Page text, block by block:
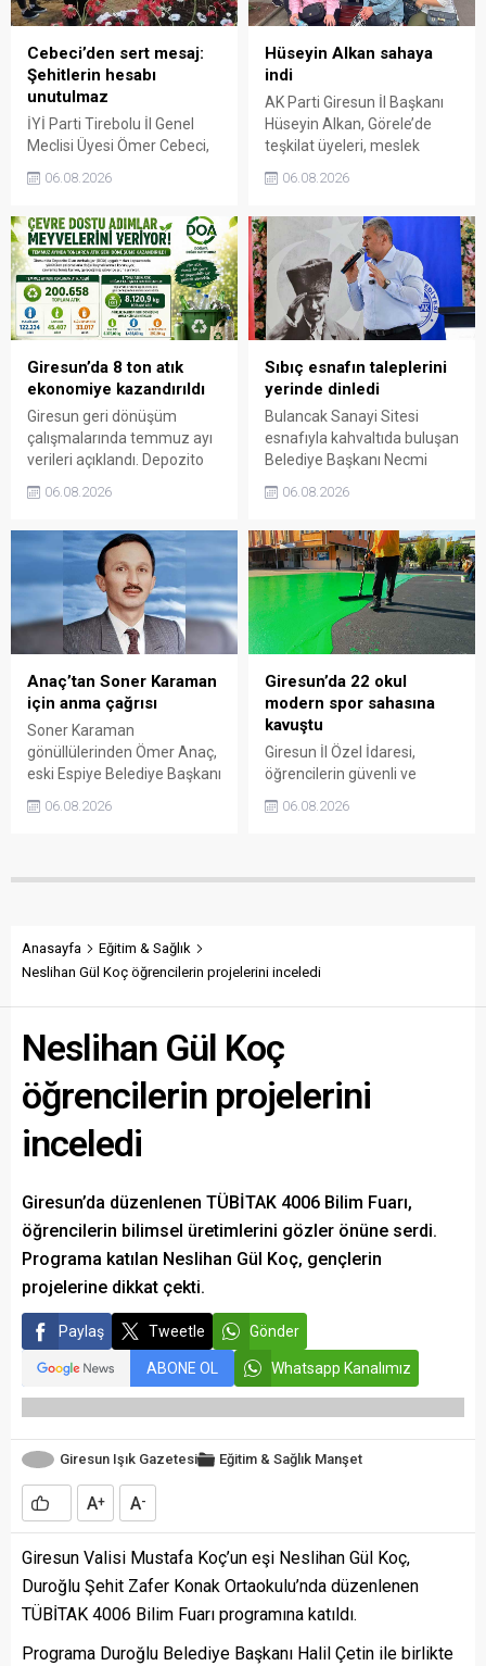
Cebeci’den sert mesaj:
Şehitlerin hesabı
unutulmaz
İYİ Parti Tirebolu İl Genel
Meclisi Üyesi Ömer Cebeci,
Cemiyeti’nin Milli Mücadele
çekti. Cebeci, Giresun’un
bağımsızlık mücadelesinde
üstlendiği tarihi
sorumluluğun gelecek
nesillere doğru anlatılması
gerektiğini söyledi.
06.08.2026
Hüseyin Alkan sahaya
indi
AK Parti Giresun İl Başkanı
Hüseyin Alkan, Görele’de
teşkilat üyeleri, meslek
gelerek talep ve beklentileri
06.08.2026
Giresun’da 8 ton atık
ekonomiye kazandırıldı
Giresun geri dönüşüm
çalışmalarında temmuz ayı
verileri açıklandı. Depozito
uygulamasına destek veren
ambalajın çöpe gitmesini
önledi.
06.08.2026
Sıbıç esnafın taleplerini
yerinde dinledi
Bulancak Sanayi Sitesi
esnafıyla kahvaltıda buluşan
Belediye Başkanı Necmi
planlanan çalışmaları
da yaşadığı sorunları ve
beklentilerini doğrudan
Başkan Sıbıç’a aktardı.
06.08.2026
Anaç’tan Soner Karaman
için anma çağrısı
Soner Karaman
gönüllülerinden Ömer Anaç,
eski Espiye Belediye Başkanı
34’üncü yılı dolayısıyla
kaybetmiş tüm belediye
06.08.2026
Giresun’da 22 okul
modern spor sahasına
kavuştu
Giresun İl Özel İdaresi,
öğrencilerin güvenli ve
yapabilmesi amacıyla 22
dönüştürdü. Tamamlanan
aldı.
06.08.2026
Anasayfa
Eğitim & Sağlık
Neslihan Gül Koç öğrencilerin projelerini inceledi
Neslihan Gül Koç
öğrencilerin projelerini
inceledi
Giresun’da düzenlenen TÜBİTAK 4006 Bilim Fuarı,
öğrencilerin bilimsel üretimlerini gözler önüne serdi.
Programa katılan Neslihan Gül Koç, gençlerin
projelerine dikkat çekti.
Paylaş Tweetle Gönder
ABONE OL Whatsapp Kanalımız
Giresun Işık Gazetesi Eğitim & Sağlık Manşet
A+ A-
Giresun Valisi Mustafa Koç’un eşi Neslihan Gül Koç,
Duroğlu Şehit Zafer Konak Ortaokulu’nda düzenlenen
TÜBİTAK 4006 Bilim Fuarı programına katıldı.
Programa Duroğlu Belediye Başkanı Halil Çetin ile birlikte